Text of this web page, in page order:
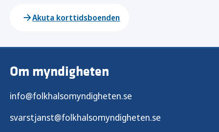
Akuta korttidsboenden
Om myndigheten
info@folkhalsomyndigheten.se
svarstjanst@folkhalsomyndigheten.se